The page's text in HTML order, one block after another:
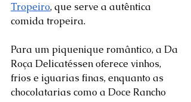
Tropeiro, que serve a autêntica
comida tropeira.
Para um piquenique romântico, a Da
Roça Delicatéssen oferece vinhos,
frios e iguarias finas, enquanto as
chocolatarias como a Doce Rancho